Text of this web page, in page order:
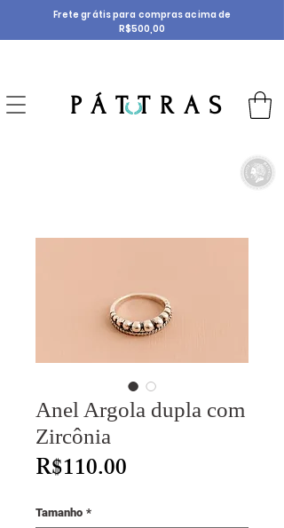
P Á T T R A S
Frete grátis para compras acima de
R$500,00
Anel Argola dupla com
Zircônia
R$110.00
Tamanho *